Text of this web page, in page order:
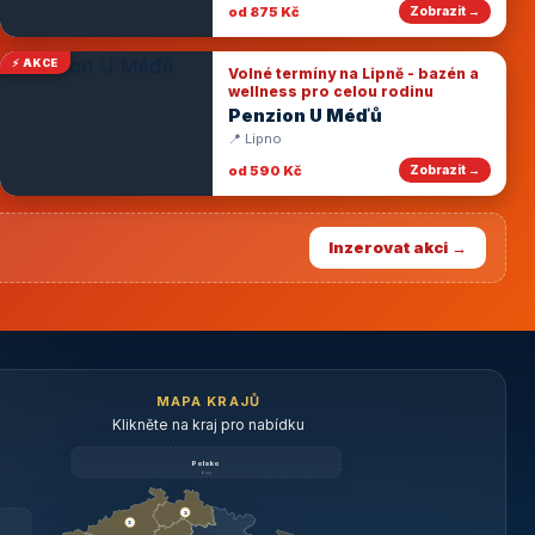
od 875 Kč Zobrazit →
⚡ AKCE
Volné termíny na Lipně - bazén a
wellness pro celou rodinu
Penzion U Méďů
📍 Lipno
od 590 Kč
Zobrazit →
Inzerovat akci →
MAPA KRAJŮ
Klikněte na kraj pro nabídku
Polsko
brzy
3
3